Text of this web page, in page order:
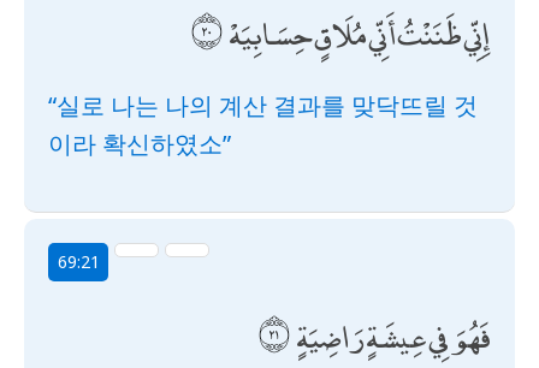
إِنِّي ظَنَنْتُ أَنِّي مُلَاقٍ حِسَابِيَهْ
“실로 나는 나의 계산 결과를 맞닥뜨릴 것
이라 확신하였소”
69:21
فَهُوَ فِي عِيشَةٍ رَاضِيَةٍ